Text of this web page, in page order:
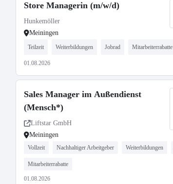
Store Managerin (m/w/d)
Hunkemöller
Meiningen
Teilzeit Weiterbildungen Jobrad Mitarbeiterrabatte
01.08.2026
Sales Manager im Außendienst
(Mensch*)
Liftstar GmbH
Meiningen
Vollzeit Nachhaltiger Arbeitgeber Weiterbildungen
Mitarbeiterrabatte
01.08.2026